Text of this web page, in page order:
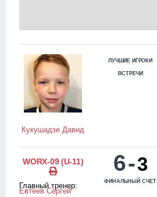
Кукушадзе Давид
ЛУЧШИЕ ИГРОКИ
ВСТРЕЧИ
WORX-09 (U-11)
Главный тренер:
Евтеев Сергей
6-3
ФИНАЛЬНЫЙ СЧЕТ